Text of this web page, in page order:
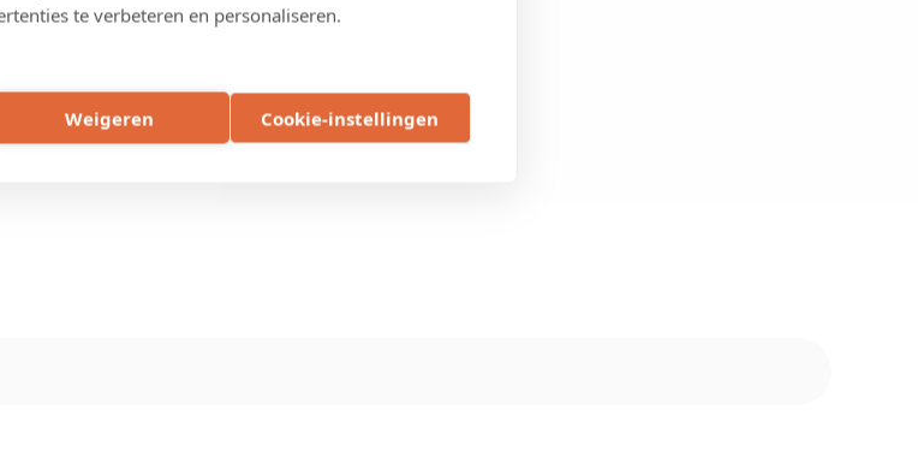
te verbeteren en personaliseren.
Weigeren Cookie-instellingen